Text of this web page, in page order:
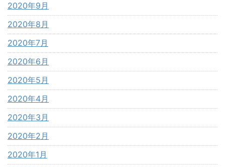
2020年9月
2020年8月
2020年7月
2020年6月
2020年5月
2020年4月
2020年3月
2020年2月
2020年1月